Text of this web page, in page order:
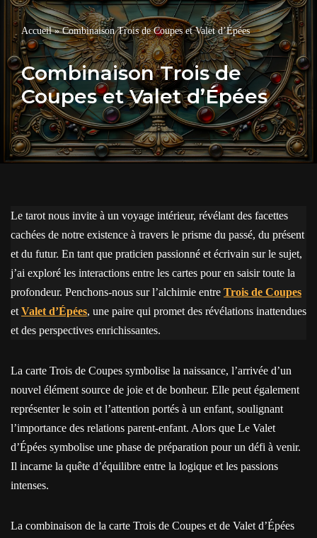
Accueil»Combinaison Trois de Coupes et Valet d’Épées
Combinaison Trois de
Coupes et Valet d’Épées
Le tarot nous invite à un voyage intérieur, révélant des facettes
cachées de notre existence à travers le prisme du passé, du présent
et du futur. En tant que praticien passionné et écrivain sur le sujet,
j’ai exploré les interactions entre les cartes pour en saisir toute la
profondeur. Penchons-nous sur l’alchimie entre Trois de Coupes
et Valet d’Épées, une paire qui promet des révélations inattendues
et des perspectives enrichissantes.
La carte Trois de Coupes symbolise la naissance, l’arrivée d’un
nouvel élément source de joie et de bonheur. Elle peut également
représenter le soin et l’attention portés à un enfant, soulignant
l’importance des relations parent-enfant. Alors que Le Valet
d’Épées symbolise une phase de préparation pour un défi à venir.
Il incarne la quête d’équilibre entre la logique et les passions
intenses.
La combinaison de la carte Trois de Coupes et de Valet d’Épées